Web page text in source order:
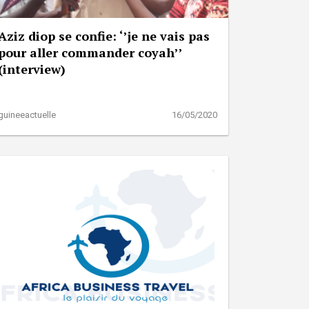
diop se confie: ‘’je ne vais pas
aller commander coyah’’
16/05/2020